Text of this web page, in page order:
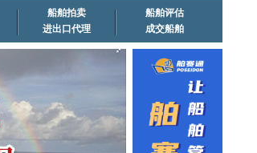
船舶拍卖
进出口代理
船舶评估
成交船舶